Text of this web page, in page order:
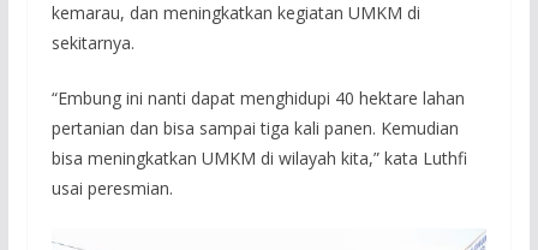
kemarau, dan meningkatkan kegiatan UMKM di
sekitarnya.
“Embung ini nanti dapat menghidupi 40 hektare lahan
pertanian dan bisa sampai tiga kali panen. Kemudian
bisa meningkatkan UMKM di wilayah kita,” kata Luthfi
usai peresmian.